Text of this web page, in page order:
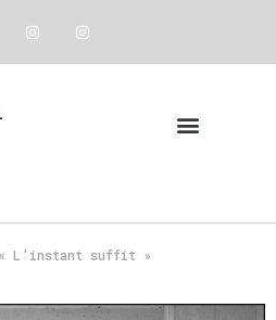
L’instant suffit »